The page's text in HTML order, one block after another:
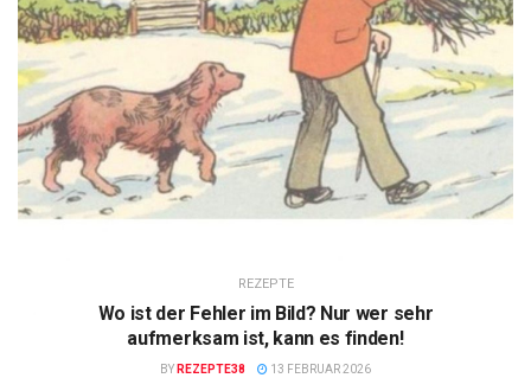
REZEPTE
Wo ist der Fehler im Bild? Nur wer sehr
aufmerksam ist, kann es finden!
BY REZEPTE38 13 FEBRUAR 2026